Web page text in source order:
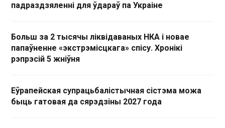
падраздзяленні для ўдараў па Украіне
Больш за 2 тысячы ліквідаваных НКА і новае
папаўненне «экстрэмісцкага» спісу. Хронікі
рэпрэсій 5 жніўня
Еўрапейская супрацьбалістычная сістэма можа
быць гатовая да сярэдзіны 2027 года